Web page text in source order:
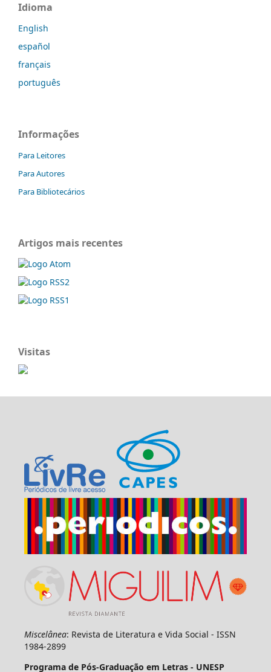
Idioma
English
español
français
português
Informações
Para Leitores
Para Autores
Para Bibliotecários
Artigos mais recentes
Visitas
Miscelânea: Revista de Literatura e Vida Social - ISSN
1984-2899
Programa de Pós-Graduação em Letras - UNESP